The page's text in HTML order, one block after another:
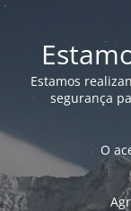
Estamos
segurança
O